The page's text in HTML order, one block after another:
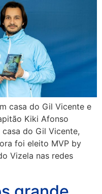
casa do Gil Vicente e
Kiki Afonso
do Gil Vicente,
foi eleito MVP by
Vizela nas redes